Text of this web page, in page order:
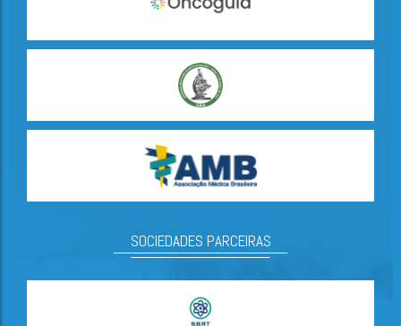
SOCIEDADES PARCEIRAS